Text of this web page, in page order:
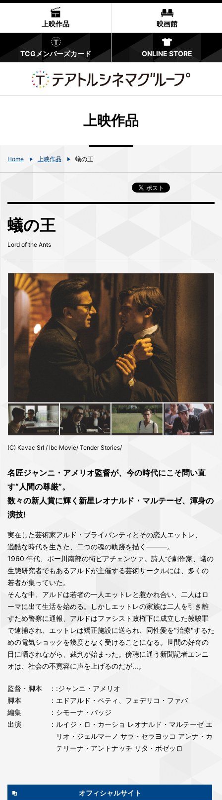
上映作品 映画館
TCGメンバーズカード ONLINE STORE
上映作品
Home 上映作品 蟻の王
蟻の王
Lord of the Ants
(C) Kavac Srl / Ibc Movie/ Tender Stories/
名匠ジャンニ・アメリオ監督が、今の時代にこそ問い直
す“人間の尊厳”。
数々の新人賞に輝く新星レオナルド・マルテーゼ、渾身の
演技!
実在した芸術家アルド・ブライバンティとその恋人エットレ、
過酷な時代を生きた、二つの魂の軌跡を描く―――。
1960 年代、ポー川南部の街ピアチェンツァ。詩人で劇作家、蟻の
生態研究者でもあるアルドが主催する芸術サークルには、多くの
若者が集っていた。
そんな中、アルドは若者の一人エットレと惹かれ合い、二人はロ
ーマに出て生活を始める。しかしエットレの家族は二人を引き離
すため警察に通報、アルドはファシスト政権下に成立した教唆罪
で逮捕され、エットレは矯正施設に送られ、同性愛を"治療"するた
めの電気ショックを幾度となく受けることになる。世間の好奇の
目に晒されながら、裁判が始まった。傍聴に通う新聞記者エンニ
オは、社会の不寛容に声を上げるのだが...。
監督・脚本
：:ジャンニ・アメリオ
脚本
：エドアルド・ペティ、フェデリコ・ファバ
編集
：シモーナ・パッジ
出演
：ルイジ・ロ・カーショ レオナルド・マルテーゼ エ
リオ・ジェルマーノ サラ・セラヨッコ アンナ・カ
テリーナ・アントナッチ リタ・ボゼッロ
オフィシャルサイト